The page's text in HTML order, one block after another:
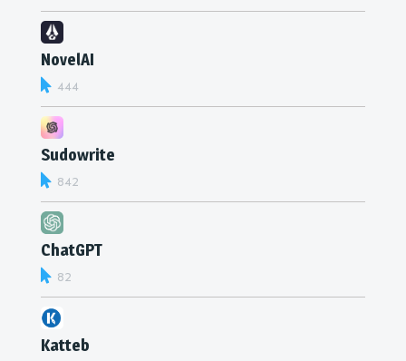
NovelAI
444
Sudowrite
842
ChatGPT
82
Katteb